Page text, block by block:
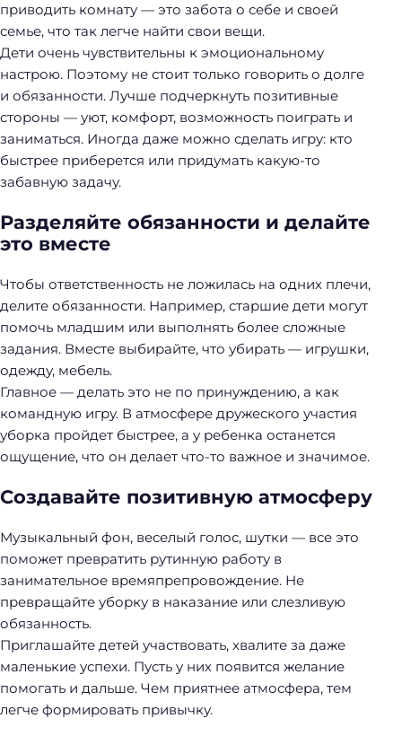
приводить комнату — это забота о себе и своей
семье, что так легче найти свои вещи.
Дети очень чувствительны к эмоциональному
настрою. Поэтому не стоит только говорить о долге
и обязанности. Лучше подчеркнуть позитивные
стороны — уют, комфорт, возможность поиграть и
заниматься. Иногда даже можно сделать игру: кто
быстрее приберется или придумать какую-то
забавную задачу.
Разделяйте обязанности и делайте
это вместе
Чтобы ответственность не ложилась на одних плечи,
делите обязанности. Например, старшие дети могут
помочь младшим или выполнять более сложные
задания. Вместе выбирайте, что убирать — игрушки,
одежду, мебель.
Главное — делать это не по принуждению, а как
командную игру. В атмосфере дружеского участия
уборка пройдет быстрее, а у ребенка останется
ощущение, что он делает что-то важное и значимое.
Создавайте позитивную атмосферу
Музыкальный фон, веселый голос, шутки — все это
поможет превратить рутинную работу в
занимательное времяпрепровождение. Не
превращайте уборку в наказание или слезливую
обязанность.
Приглашайте детей участвовать, хвалите за даже
маленькие успехи. Пусть у них появится желание
помогать и дальше. Чем приятнее атмосфера, тем
легче формировать привычку.